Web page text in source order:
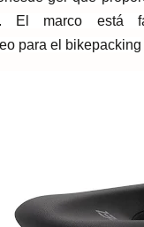
El marco está
para el bikepacking